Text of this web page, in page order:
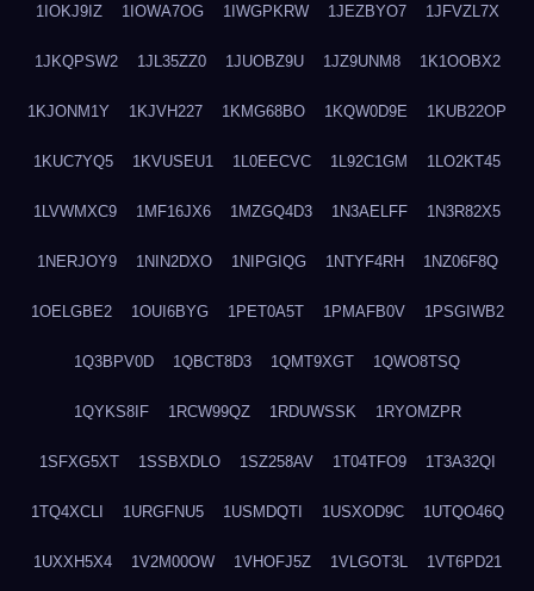
1IOKJ9IZ 1IOWA7OG 1IWGPKRW 1JEZBYO7 1JFVZL7X
1JKQPSW2 1JL35ZZ0 1JUOBZ9U 1JZ9UNM8 1K1OOBX2
1KJONM1Y 1KJVH227 1KMG68BO 1KQW0D9E 1KUB22OP
1KUC7YQ5 1KVUSEU1 1L0EECVC 1L92C1GM 1LO2KT45
1LVWMXC9 1MF16JX6 1MZGQ4D3 1N3AELFF 1N3R82X5
1NERJOY9 1NIN2DXO 1NIPGIQG 1NTYF4RH 1NZ06F8Q
1OELGBE2 1OUI6BYG 1PET0A5T 1PMAFB0V 1PSGIWB2
1Q3BPV0D 1QBCT8D3 1QMT9XGT 1QWO8TSQ
1QYKS8IF 1RCW99QZ 1RDUWSSK 1RYOMZPR
1SFXG5XT 1SSBXDLO 1SZ258AV 1T04TFO9 1T3A32QI
1TQ4XCLI 1URGFNU5 1USMDQTI 1USXOD9C 1UTQO46Q
1UXXH5X4 1V2M00OW 1VHOFJ5Z 1VLGOT3L 1VT6PD21